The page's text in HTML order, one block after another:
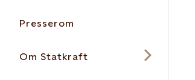
Presserom
Om Statkraft